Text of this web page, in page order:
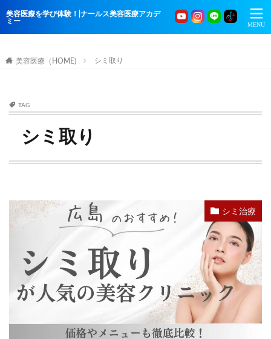
美容医療を学び体験！|ナールス美容医療アカデ
ミー
美容医療（HOME) シミ取り
TAG
シミ取り
シミ治療